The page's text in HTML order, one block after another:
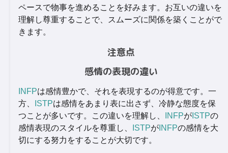
ペースで物事を進めることを好みます。お互いの違いを
理解し尊重することで、スムーズに関係を築くことがで
きます。
注意点
感情の表現の違い
INFPは感情豊かで、それを表現するのが得意です。一
方、
ISTPは感情をあまり表に出さず、冷静な態度を保
つことが多いです。この違いを理解し、
INFPが ISTPの
感情表現のスタイルを尊重し、
ISTPが INFPの感情を大
切にする努力をすることが大切です。